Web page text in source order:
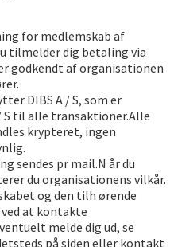
for medlemskab af
tilmelder dig betaling via
godkendt af organisationen
DIBS A / S, som er
S til alle transaktioner.Alle
krypteret, ingen
sendes pr mail.N år du
du organisationens vilkår.
og den tilh ørende
at kontakte
melde dig ud, se
på siden eller kontakt